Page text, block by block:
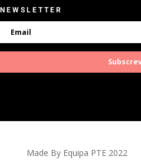
NEWSLETTER
Made By Equipa PTE 2022